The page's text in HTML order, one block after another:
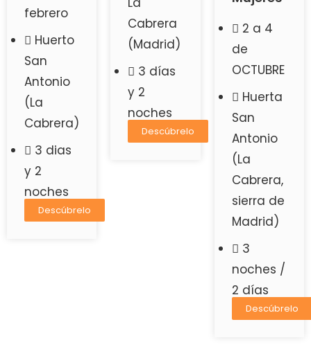
febrero
Huerto
San
Antonio
(La
Cabrera)
3 dias
y 2
noches
Descúbrelo
Cabrera
(Madrid)
3 días
y 2
noches
Descúbrelo
2 a 4
de
OCTUBRE
Huerta
San
Antonio
(La
Cabrera,
sierra de
Madrid)
3
noches /
2 días
Descúbrelo